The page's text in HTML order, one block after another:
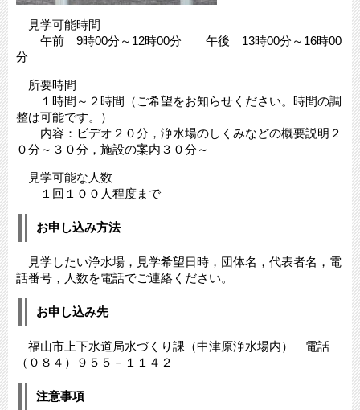
見学可能時間
午前 9時00分～12時00分 午後 13時00分～16時00
分
所要時間
１時間～２時間（ご希望をお知らせください。時間の調
整は可能です。）
内容：ビデオ２０分，浄水場のしくみなどの概要説明２
０分～３０分，施設の案内３０分～
見学可能な人数
１回１００人程度まで
お申し込み方法
見学したい浄水場，見学希望日時，団体名，代表者名，電
話番号，人数を電話でご連絡ください。
お申し込み先
福山市上下水道局水づくり課（中津原浄水場内） 電話
（０８４）９５５－１１４２
注意事項